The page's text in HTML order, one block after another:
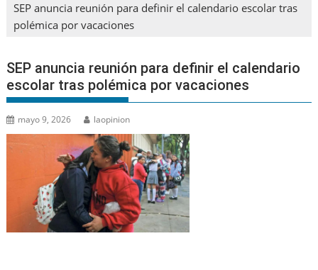
SEP anuncia reunión para definir el calendario escolar tras
polémica por vacaciones
SEP anuncia reunión para definir el calendario
escolar tras polémica por vacaciones
mayo 9, 2026 laopinion